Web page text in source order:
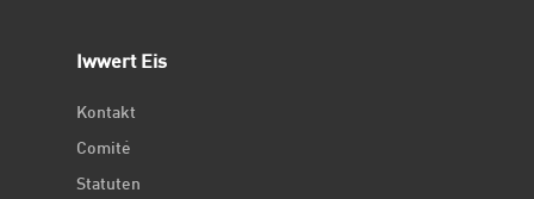
Iwwert Eis
Kontakt
Comité
Statuten